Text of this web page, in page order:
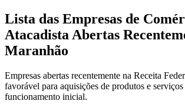
Lista das Empresas de
Atacadista Abertas
Maranhão
Empresas abertas recentemente na Receita
favorável para aquisições de produtos e serviços
funcionamento inicial.